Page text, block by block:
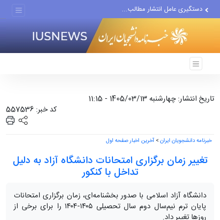
دستگیری عامل انتشار مطالب...
ضربه مغزی بیش از ۷۰۰ نظامی...
تاریخ انتشار: چهارشنبه 1405/03/13 - 11:15
کد خبر: 557536
خبرنامه دانشجویان ایران> آخرین اخبار صفحه اول
تغییر زمان برگزاری امتحانات دانشگاه آزاد به دلیل
تداخل با کنکور
دانشگاه آزاد اسلامی با صدور بخشنامه‌ای، زمان برگزاری امتحانات
پایان ترم نیم‌سال دوم سال تحصیلی ۱۴۰۵-۱۴۰۴ را برای برخی از
روزها تغییر داد.